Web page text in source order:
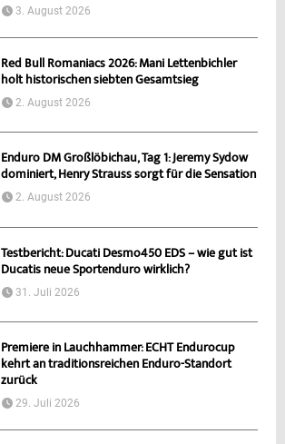
3. August 2026
Red Bull Romaniacs 2026: Mani Lettenbichler
holt historischen siebten Gesamtsieg
2. August 2026
Enduro DM Großlöbichau, Tag 1: Jeremy Sydow
dominiert, Henry Strauss sorgt für die Sensation
2. August 2026
Testbericht: Ducati Desmo450 EDS – wie gut ist
Ducatis neue Sportenduro wirklich?
31. Juli 2026
Premiere in Lauchhammer: ECHT Endurocup
kehrt an traditionsreichen Enduro-Standort
zurück
29. Juli 2026